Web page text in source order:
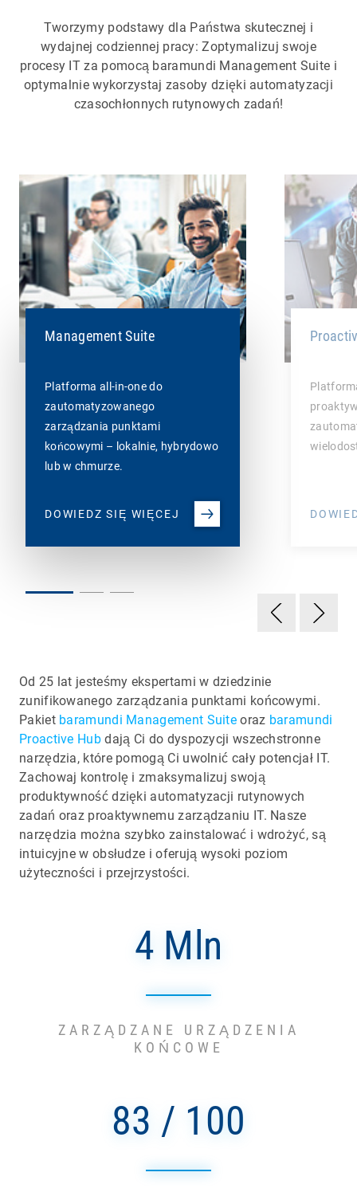
Tworzymy podstawy dla Państwa skutecznej i
wydajnej codziennej pracy: Zoptymalizuj swoje
procesy IT za pomocą baramundi Management Suite i
optymalnie wykorzystaj zasoby dzięki automatyzacji
czasochłonnych rutynowych zadań!
Management Suite
Platforma all-in-one do
zautomatyzowanego
zarządzania punktami
końcowymi – lokalnie, hybrydowo
lub w chmurze.
DOWIEDZ SIĘ WIĘCEJ
Od 25 lat jesteśmy ekspertami w dziedzinie
zunifikowanego zarządzania punktami końcowymi.
Pakiet baramundi Management Suite oraz baramundi
Proactive Hubdają Ci do dyspozycji wszechstronne
narzędzia, które pomogą Ci uwolnić cały potencjał IT.
Zachowaj kontrolę i zmaksymalizuj swoją
produktywność dzięki automatyzacji rutynowych
zadań oraz proaktywnemu zarządzaniu IT. Nasze
narzędzia można szybko zainstalować i wdrożyć, są
intuicyjne w obsłudze i oferują wysoki poziom
użyteczności i przejrzystości.
4 Mln
ZARZĄDZANE URZĄDZENIA
KOŃCOWE
83 / 100